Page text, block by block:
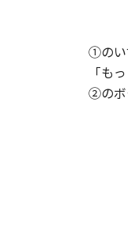
①のい
「も
②のボ